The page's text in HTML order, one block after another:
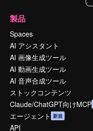
製品
Spaces
AI アシスタント
AI 画像生成ツール
AI 動画生成ツール
AI 音声合成ツール
ストックコンテンツ
Claude/ChatGPT向けMCP
エージェント 新規
API